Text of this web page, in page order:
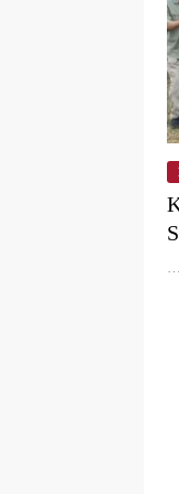
…